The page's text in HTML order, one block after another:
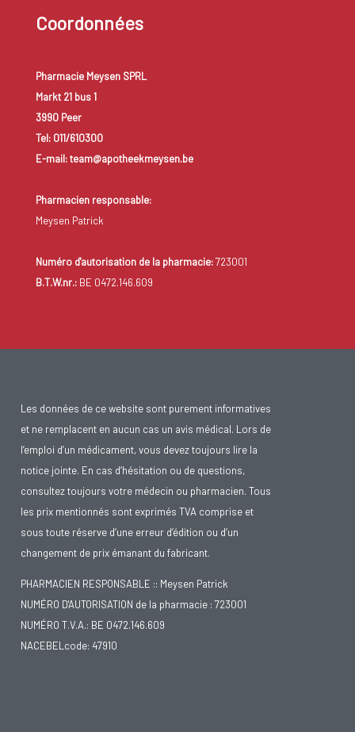
Coordonnées
Pharmacie Meysen SPRL
Markt 21 bus 1
3990 Peer
Tel: 011/610300
E-mail: team@apotheekmeysen.be
Pharmacien responsable:
Meysen Patrick
Numéro d'autorisation de la pharmacie:723001
B.T.W.nr.:BE 0472.146.609
Les données de ce website sont purement informatives
et ne remplacent en aucun cas un avis médical. Lors de
l’emploi d’un médicament, vous devez toujours lire la
notice jointe. En cas d’hésitation ou de questions,
consultez toujours votre médecin ou pharmacien. Tous
les prix mentionnés sont exprimés TVA comprise et
sous toute réserve d’une erreur d’édition ou d’un
changement de prix émanant du fabricant.
PHARMACIEN RESPONSABLE :: Meysen Patrick
NUMÉRO D'AUTORISATION de la pharmacie : 723001
NUMÉRO T.V.A.: BE 0472.146.609
NACEBELcode: 47910